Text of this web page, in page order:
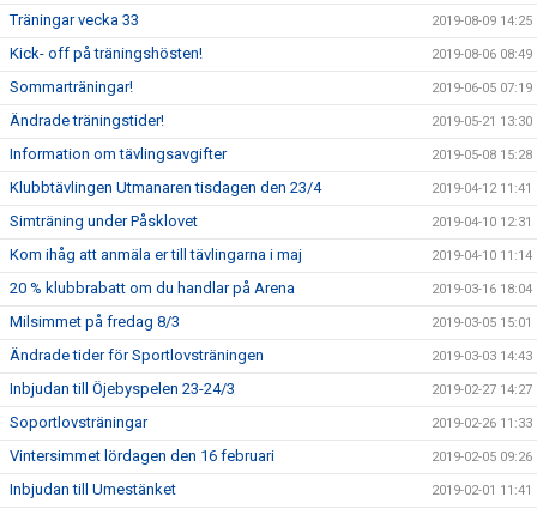
Träningar vecka 33 2019-08-09 14:25
Kick- off på träningshösten! 2019-08-06 08:49
Sommarträningar! 2019-06-05 07:19
Ändrade träningstider! 2019-05-21 13:30
Information om tävlingsavgifter 2019-05-08 15:28
Klubbtävlingen Utmanaren tisdagen den 23/4 2019-04-12 11:41
Simträning under Påsklovet 2019-04-10 12:31
Kom ihåg att anmäla er till tävlingarna i maj 2019-04-10 11:14
20 % klubbrabatt om du handlar på Arena 2019-03-16 18:04
Milsimmet på fredag 8/3 2019-03-05 15:01
Ändrade tider för Sportlovsträningen 2019-03-03 14:43
Inbjudan till Öjebyspelen 23-24/3 2019-02-27 14:27
Soportlovsträningar 2019-02-26 11:33
Vintersimmet lördagen den 16 februari 2019-02-05 09:26
Inbjudan till Umestänket 2019-02-01 11:41